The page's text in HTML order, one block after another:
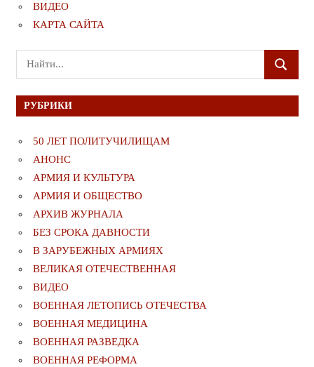
ВИДЕО
КАРТА САЙТА
Поиск
для:
ПОИСК
РУБРИКИ
50 ЛЕТ ПОЛИТУЧИЛИЩАМ
АНОНС
АРМИЯ И КУЛЬТУРА
АРМИЯ И ОБЩЕСТВО
АРХИВ ЖУРНАЛА
БЕЗ СРОКА ДАВНОСТИ
В ЗАРУБЕЖНЫХ АРМИЯХ
ВЕЛИКАЯ ОТЕЧЕСТВЕННАЯ
ВИДЕО
ВОЕННАЯ ЛЕТОПИСЬ ОТЕЧЕСТВА
ВОЕННАЯ МЕДИЦИНА
ВОЕННАЯ РАЗВЕДКА
ВОЕННАЯ РЕФОРМА